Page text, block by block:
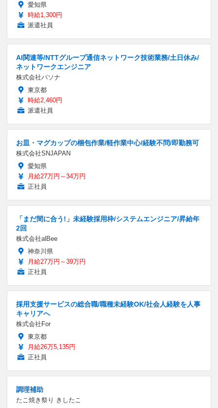
愛知県
時給1,300円
派遣社員
AI関連等/NTTグループ通信ネットワーク技術業務/土日休み/
ネットワークエンジニア
株式会社パソナ
東京都
時給2,460円
派遣社員
お皿・マグカップの梱包作業/軽作業中心/経験不問/即勤務可
株式会社SNJAPAN
愛知県
月給27万円～34万円
正社員
「まだ間に合う!」未経験採用枠/システムエンジニア/昇給年
2回
株式会社alBee
神奈川県
月給27万円～39万円
正社員
採用支援サービスの総合職/職種未経験OK/社会人経験を人事
キャリアへ
株式会社For
東京都
月給26万5,135円
正社員
調理補助
たこ焼き祭り きしたこ